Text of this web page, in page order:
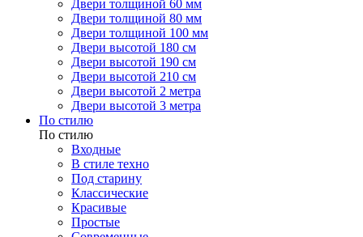
Двери толщиной 60 мм
Двери толщиной 80 мм
Двери толщиной 100 мм
Двери высотой 180 см
Двери высотой 190 см
Двери высотой 210 см
Двери высотой 2 метра
Двери высотой 3 метра
По стилю
По стилю
Входные
В стиле техно
Под старину
Классические
Красивые
Простые